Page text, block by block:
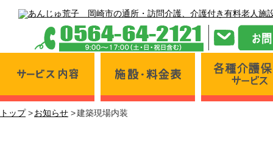
サービス内容 施設・料金表
トップ お知らせ 建築現場内装